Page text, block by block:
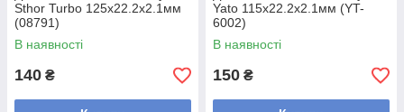
Sthor Turbo 125x22.2x2.1мм
(08791)
В наявності
140 ₴
Yato 115x22.2x2.1мм (YT-
6002)
В наявності
150 ₴